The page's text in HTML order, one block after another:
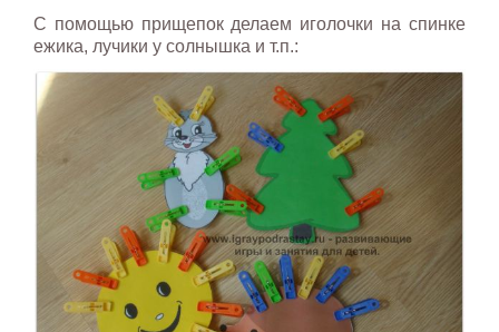
С помощью прищепок делаем иголочки на спинке
ежика, лучики у солнышка и т.п.: